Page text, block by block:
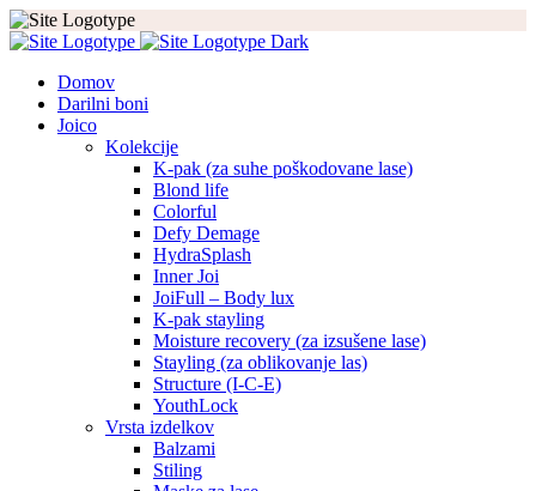
Domov
Darilni boni
Joico
Kolekcije
K-pak (za suhe poškodovane lase)
Blond life
Colorful
Defy Demage
HydraSplash
Inner Joi
JoiFull – Body lux
K-pak stayling
Moisture recovery (za izsušene lase)
Stayling (za oblikovanje las)
Structure (I-C-E)
YouthLock
Vrsta izdelkov
Balzami
Stiling